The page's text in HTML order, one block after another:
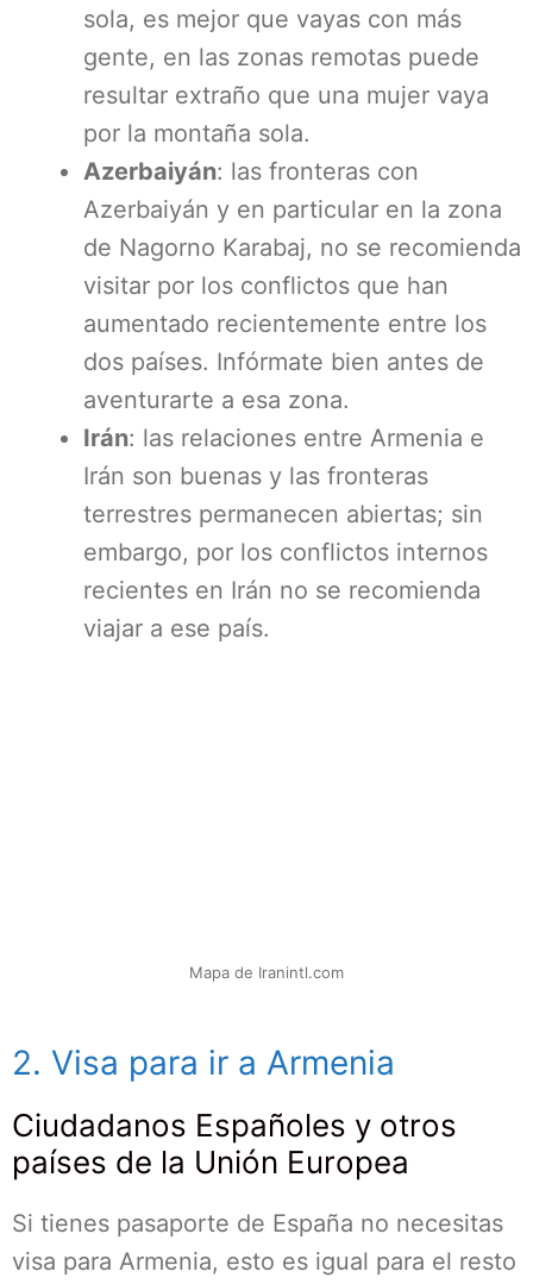
sola, es mejor que vayas con más
gente, en las zonas remotas puede
resultar extraño que una mujer vaya
por la montaña sola.
Azerbaiyán: las fronteras con
Azerbaiyán y en particular en la zona
de Nagorno Karabaj, no se recomienda
visitar por los conflictos que han
aumentado recientemente entre los
dos países. Infórmate bien antes de
aventurarte a esa zona.
Irán: las relaciones entre Armenia e
Irán son buenas y las fronteras
terrestres permanecen abiertas; sin
embargo, por los conflictos internos
recientes en Irán no se recomienda
viajar a ese país.
Mapa de Iranintl.com
2. Visa para ir a Armenia
Ciudadanos Españoles y otros
países de la Unión Europea
Si tienes pasaporte de España no necesitas
visa para Armenia, esto es igual para el resto